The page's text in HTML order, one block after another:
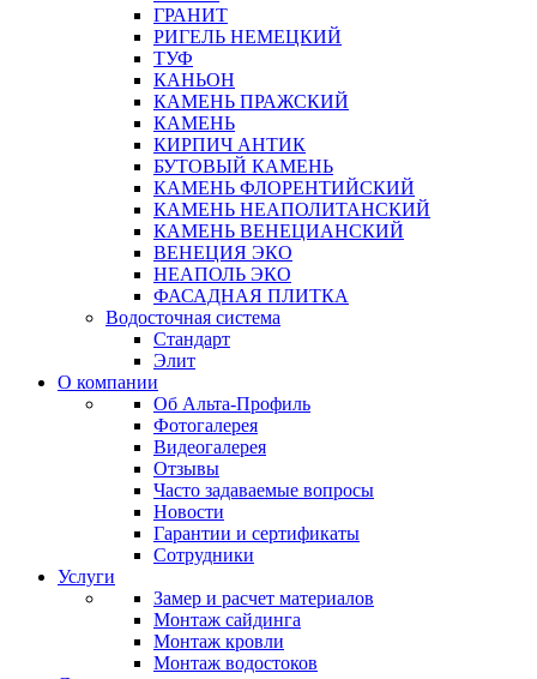
ГРАНИТ
РИГЕЛЬ НЕМЕЦКИЙ
ТУФ
КАНЬОН
КАМЕНЬ ПРАЖСКИЙ
КАМЕНЬ
КИРПИЧ АНТИК
БУТОВЫЙ КАМЕНЬ
КАМЕНЬ ФЛОРЕНТИЙСКИЙ
КАМЕНЬ НЕАПОЛИТАНСКИЙ
КАМЕНЬ ВЕНЕЦИАНСКИЙ
ВЕНЕЦИЯ ЭКО
НЕАПОЛЬ ЭКО
ФАСАДНАЯ ПЛИТКА
Водосточная система
Стандарт
Элит
О компании
Об Альта-Профиль
Фотогалерея
Видеогалерея
Отзывы
Часто задаваемые вопросы
Новости
Гарантии и сертификаты
Сотрудники
Услуги
Замер и расчет материалов
Монтаж сайдинга
Монтаж кровли
Монтаж водостоков